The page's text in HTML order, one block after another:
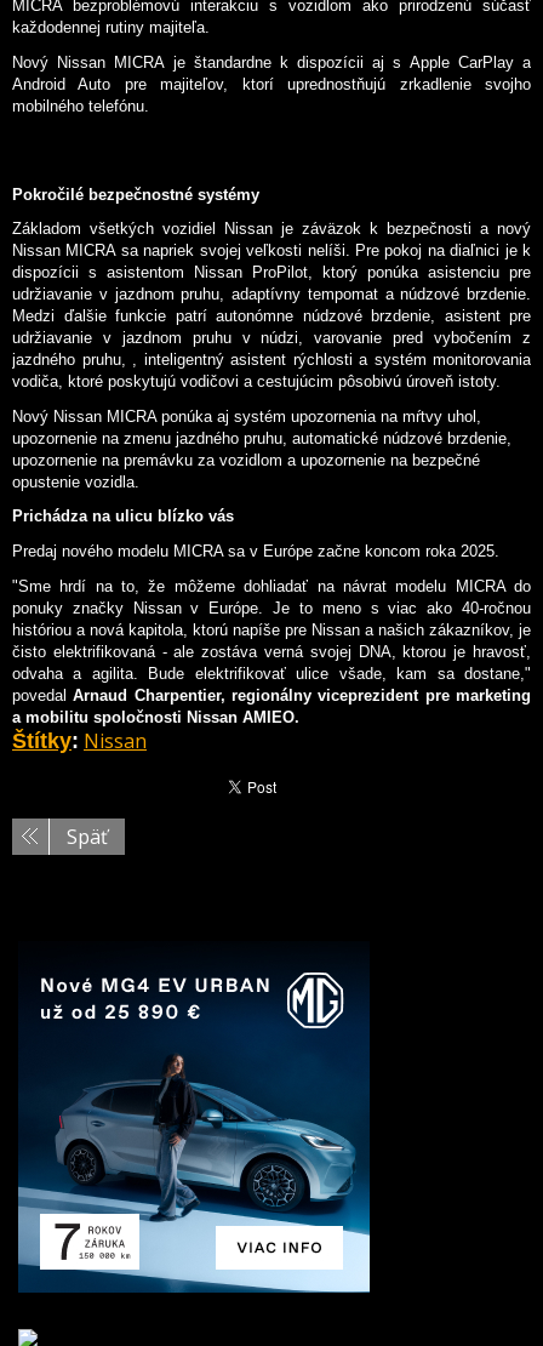
MICRA bezproblémovú interakciu s vozidlom ako prirodzenú súčasť
každodennej rutiny majiteľa.
Nový Nissan MICRA je štandardne k dispozícii aj s Apple CarPlay a
Android Auto pre majiteľov, ktorí uprednostňujú zrkadlenie svojho
mobilného telefónu.
Pokročilé bezpečnostné systémy
Základom všetkých vozidiel Nissan je záväzok k bezpečnosti a nový
Nissan MICRA sa napriek svojej veľkosti nelíši. Pre pokoj na diaľnici je k
dispozícii s asistentom Nissan ProPilot, ktorý ponúka asistenciu pre
udržiavanie v jazdnom pruhu, adaptívny tempomat a núdzové brzdenie.
Medzi ďalšie funkcie patrí autonómne núdzové brzdenie, asistent pre
udržiavanie v jazdnom pruhu v núdzi, varovanie pred vybočením z
jazdného pruhu, , inteligentný asistent rýchlosti a systém monitorovania
vodiča, ktoré poskytujú vodičovi a cestujúcim pôsobivú úroveň istoty.
Nový Nissan MICRA ponúka aj systém upozornenia na mŕtvy uhol,
upozornenie na zmenu jazdného pruhu, automatické núdzové brzdenie,
upozornenie na premávku za vozidlom a upozornenie na bezpečné
opustenie vozidla.
Prichádza na ulicu blízko vás
Predaj nového modelu MICRA sa v Európe začne koncom roka 2025.
"Sme hrdí na to, že môžeme dohliadať na návrat modelu MICRA do
ponuky značky Nissan v Európe. Je to meno s viac ako 40-ročnou
históriou a nová kapitola, ktorú napíše pre Nissan a našich zákazníkov, je
čisto elektrifikovaná - ale zostáva verná svojej DNA, ktorou je hravosť,
odvaha a agilita. Bude elektrifikovať ulice všade, kam sa dostane,"
povedalArnaud Charpentier, regionálny viceprezident pre marketing
a mobilitu spoločnosti Nissan AMIEO.
Štítky: Nissan
Späť